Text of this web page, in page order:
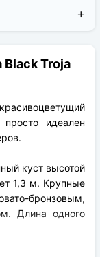
Troja
просто идеален
куст высотой
1,3 м. Крупные
бронзовым,
Длина одного